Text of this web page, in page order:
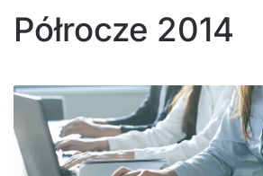
Półrocze 2014